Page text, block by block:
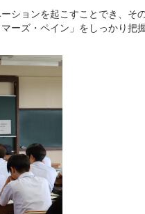
ションを起こすことでき、
ーズ・ペイン」をしっかり把